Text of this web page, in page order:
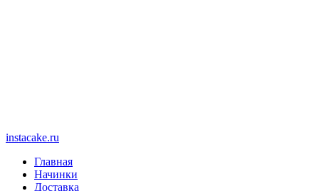
instacake.ru
Главная
Начинки
Доставка